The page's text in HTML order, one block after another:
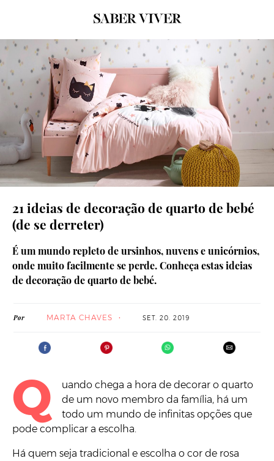
© La Redoute
21 ideias de decoração de quarto de bebé
(de se derreter)
É um mundo repleto de ursinhos, nuvens e unicórnios,
onde muito facilmente se perde. Conheça estas ideias
de decoração de quarto de bebé.
Por MARTA CHAVES SET. 20. 2019
Q
uando chega a hora de decorar o quarto
de um novo membro da família, há um
todo um mundo de infinitas opções que
pode complicar a escolha.
Há quem seja tradicional e escolha o cor de rosa